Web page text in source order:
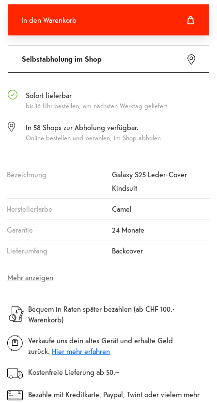
In den Warenkorb
Selbstabholung im Shop
Sofort lieferbar
bis 16 Uhr bestellen, am nächsten Werktag geliefert
In 58Shops zur Abholung verfügbar.
Online bestellen und bezahlen, im Shop abholen.
Bezeichnung
Galaxy S25 Leder-Cover
Kindsuit
Herstellerfarbe Camel
Garantie 24 Monate
Lieferumfang Backcover
Mehr anzeigen
Bequem in Raten später bezahlen (ab CHF 100.-
Warenkorb)
Verkaufe uns dein altes Gerät und erhalte Geld
zurück. Hier mehr erfahren
Kostenfreie Lieferung ab 50.–
Bezahle mit Kreditkarte, Paypal, Twint oder vielem mehr